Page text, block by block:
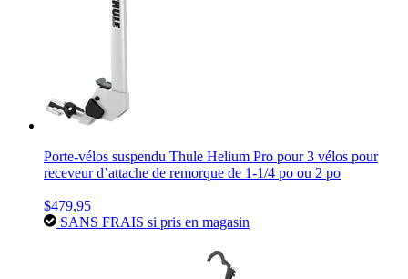
Porte-vélos suspendu Thule Helium Pro pour 3 vélos pour
receveur d’attache de remorque de 1-1/4 po ou 2 po
$479,95
SANS FRAIS si pris en magasin